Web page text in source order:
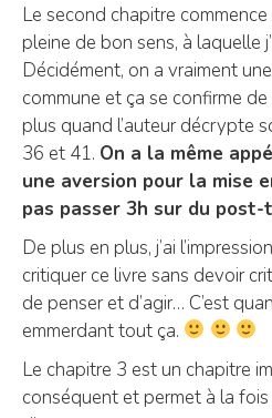
Le second chapitre
pleine de bon sens, à laquelle
Décidément, on a vraiment
commune et ça se confirme
plus quand l’auteur décrypte
36 et 41. On a la même
une aversion pour la mise
pas passer 3h sur du
De plus en plus, j’ai
critiquer ce livre sans devoir
de penser et d’agir… C’est
emmerdant tout ça.
Le chapitre 3 est un chapitre
conséquent et permet à la